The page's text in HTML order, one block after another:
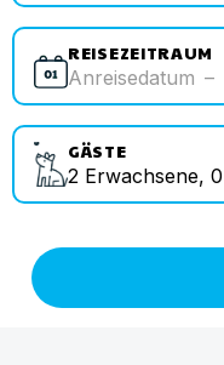
REISEZEITRAUM
Anreisedatum –
GÄSTE
2 Erwachsene, 0